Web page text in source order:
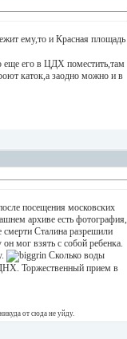
ему,то и Красная площадь
еще его в ЦДХ поместить,там
каток,а заодно можно и в
посещения московских
архиве есть фотография,
смерти Сталина разрешили
мог взять с собой ребенка.
Сколько воды
Торжественный прием в
от сюда не уйду.